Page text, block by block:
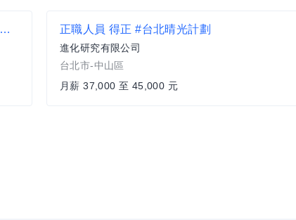
【すき家 SUKIYA】★時薪235元起(含全勤)★新竹湳雅店 正職人員 得正 #台北晴光計劃
進化研究有限公司
台北市-中山區
月薪 37,000 至 45,000 元